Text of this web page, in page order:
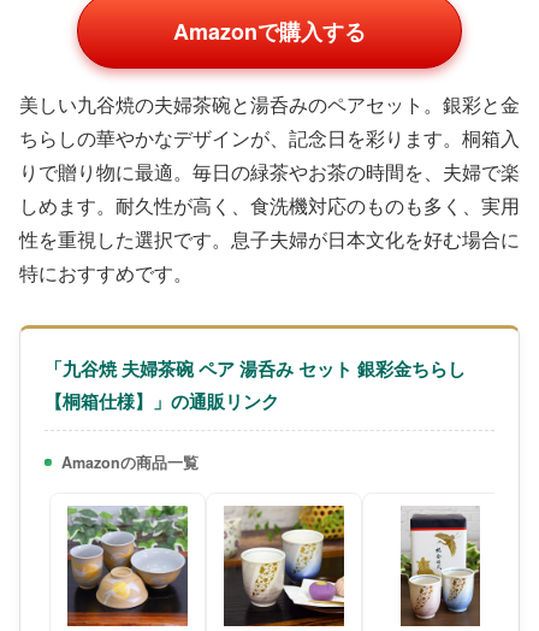
Amazonで購入する
美しい九谷焼の夫婦茶碗と湯呑みのペアセット。銀彩と金
ちらしの華やかなデザインが、記念日を彩ります。桐箱入
りで贈り物に最適。毎日の緑茶やお茶の時間を、夫婦で楽
しめます。耐久性が高く、食洗機対応のものも多く、実用
性を重視した選択です。息子夫婦が日本文化を好む場合に
特におすすめです。
「九谷焼 夫婦茶碗 ペア 湯呑み セット 銀彩金ちらし
【桐箱仕様】」の通販リンク
Amazonの商品一覧